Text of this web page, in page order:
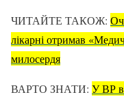
ЧИТАЙТЕ ТАКОЖ:
лікарні отримав
милосердя
ВАРТО ЗНАТИ: У ВР